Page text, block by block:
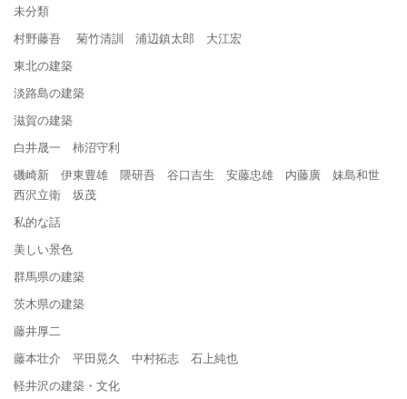
未分類
村野藤吾 菊竹清訓 浦辺鎮太郎 大江宏
東北の建築
淡路島の建築
滋賀の建築
白井晟一 柿沼守利
磯崎新 伊東豊雄 隈研吾 谷口吉生 安藤忠雄 内藤廣 妹島和世
西沢立衛 坂茂
私的な話
美しい景色
群馬県の建築
茨木県の建築
藤井厚二
藤本壮介 平田晃久 中村拓志 石上純也
軽井沢の建築・文化